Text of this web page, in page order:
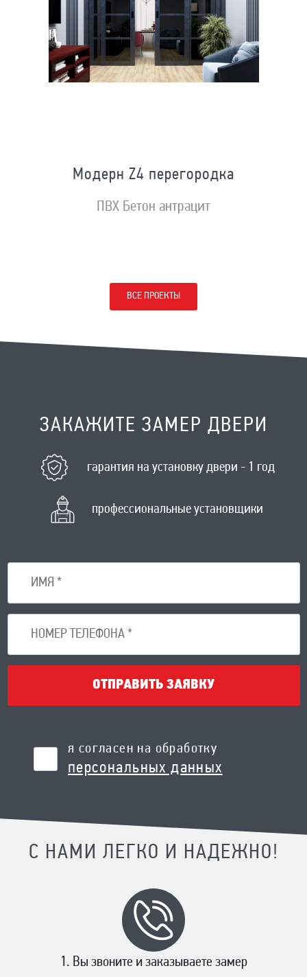
Модерн Z4 перегородка
ПВХ Бетон антрацит
ВСЕ ПРОЕКТЫ
ЗАКАЖИТЕ ЗАМЕР ДВЕРИ
гарантия на установку двери - 1 год
профессиональные установщики
ОТПРАВИТЬ ЗАЯВКУ
я согласен на обработку
персональных данных
С НАМИ ЛЕГКО И НАДЕЖНО!
Вы звоните и заказываете замер